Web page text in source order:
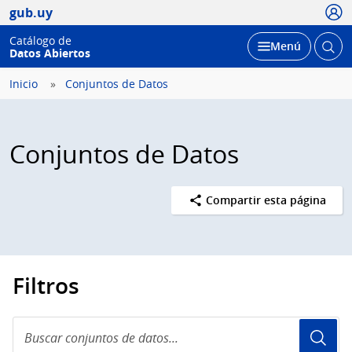
gub.uy
Catálogo de
Datos Abiertos
Desplegar
Menú Abrir
Inicio Conjuntos de Datos
Conjuntos de Datos
Compartir esta página
Filtros
conjuntos